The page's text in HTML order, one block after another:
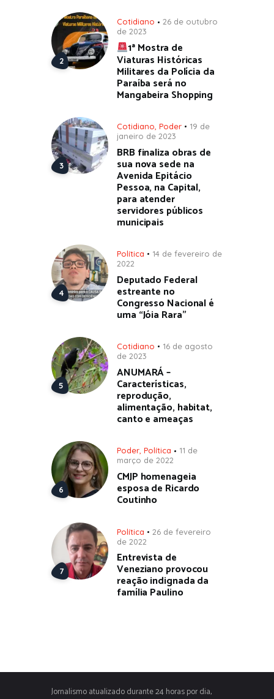
Cotidiano
26 de outubro
de 2023
1ª Mostra de
Viaturas Históricas
Militares da Polícia da
Paraíba será no
Mangabeira Shopping
Cotidiano Poder
19 de
janeiro de 2023
BRB finaliza obras de
sua nova sede na
Avenida Epitácio
Pessoa, na Capital,
para atender
servidores públicos
municipais
Política
14 de fevereiro de
2022
Deputado Federal
estreante no
Congresso Nacional é
uma “Jóia Rara”
Cotidiano
16 de agosto
de 2023
ANUMARÁ –
Características,
reprodução,
alimentação, habitat,
canto e ameaças
Poder, Política
11 de
março de 2022
CMJP homenageia
esposa de Ricardo
Coutinho
Política
26 de fevereiro
de 2022
Entrevista de
Veneziano provocou
reação indignada da
família Paulino
Jornalismo atualizado durante 24 horas por dia,